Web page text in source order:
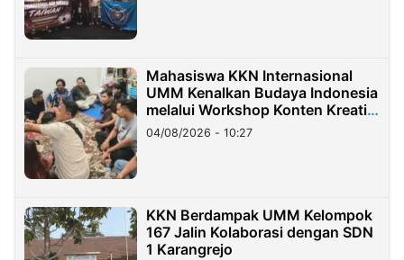
Mahasiswa KKN Internasional
UMM Kenalkan Budaya Indonesia
melalui Workshop Konten Kreatif
di Taiwan
04/08/2026 - 10:27
KKN Berdampak UMM Kelompok
167 Jalin Kolaborasi dengan SDN
1 Karangrejo